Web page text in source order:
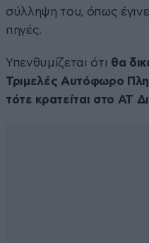
σύλληψη του, όπως
πηγές.
Υπενθυμίζεται ότι θα
Τριμελές Αυτόφωρο
τότε κρατείται στο ΑΤ